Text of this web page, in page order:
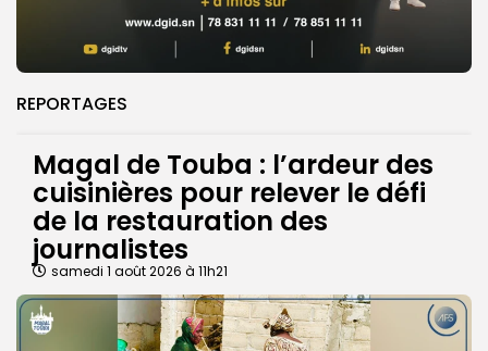
REPORTAGES
Magal de Touba : l’ardeur des
cuisinières pour relever le défi
de la restauration des
journalistes
samedi 1 août 2026 à 11h21